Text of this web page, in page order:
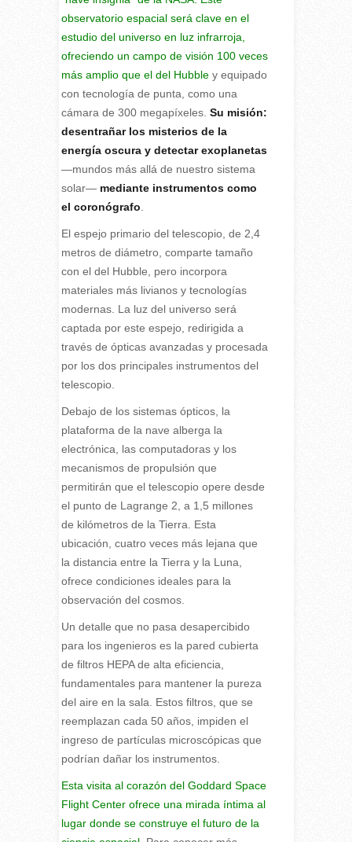
observatorio espacial será clave en el
estudio del universo en luz infrarroja,
ofreciendo un campo de visión 100 veces
más amplio que el del Hubble y equipado
con tecnología de punta, como una
cámara de 300 megapíxeles. Su misión:
desentrañar los misterios de la
energía oscura y detectar exoplanetas
—mundos más allá de nuestro sistema
solar—mediante instrumentos como
el coronógrafo
El espejo primario del telescopio, de 2,4
metros de diámetro, comparte tamaño
con el del Hubble, pero incorpora
materiales más livianos y tecnologías
modernas. La luz del universo será
captada por este espejo, redirigida a
través de ópticas avanzadas y procesada
por los dos principales instrumentos del
telescopio.
Debajo de los sistemas ópticos, la
plataforma de la nave alberga la
electrónica, las computadoras y los
mecanismos de propulsión que
permitirán que el telescopio opere desde
el punto de Lagrange 2, a 1,5 millones
de kilómetros de la Tierra. Esta
ubicación, cuatro veces más lejana que
la distancia entre la Tierra y la Luna,
ofrece condiciones ideales para la
observación del cosmos.
Un detalle que no pasa desapercibido
para los ingenieros es la pared cubierta
de filtros HEPA de alta eficiencia,
fundamentales para mantener la pureza
del aire en la sala. Estos filtros, que se
reemplazan cada 50 años, impiden el
ingreso de partículas microscópicas que
podrían dañar los instrumentos.
Esta visita al corazón del Goddard Space
Flight Center ofrece una mirada íntima al
lugar donde se construye el futuro de la